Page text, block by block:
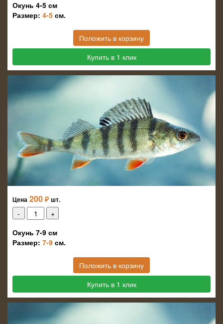
Окунь 4-5 см
Размер: 4-5 см.
Положить в корзину
Купить в 1 клик
Цена 200 ₽ шт.
Окунь 7-9 см
Размер: 7-9 см.
Положить в корзину
Купить в 1 клик